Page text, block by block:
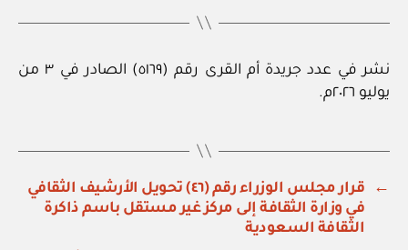
نشر في عدد جريدة أم القرى رقم (٥١٦٩) الصادر في ٣ من
يوليو ٢٠٢٦م.
←
قرار مجلس الوزراء رقم (٤٦) تحويل الأرشيف الثقافي
في وزارة الثقافة إلى مركز غير مستقل باسم ذاكرة
الثقافة السعودية